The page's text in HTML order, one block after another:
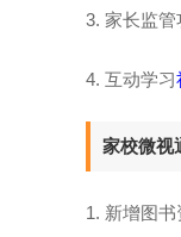
3. 家长监管
4. 互动学习
家校微视
1. 新增图